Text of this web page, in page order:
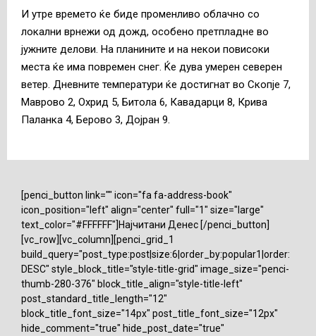
И утре времето ќе биде променливо облачно со
локални врнежи од дожд, особено претпладне во
јужните делови. На планините и на некои повисоки
места ќе има повремен снег. Ќе дува умерен северен
ветер. Дневните температури ќе достигнат во Скопје 7,
Маврово 2, Охрид 5, Битола 6, Кавадарци 8, Крива
Паланка 4, Берово 3, Дојран 9.
[penci_button link="" icon="fa fa-address-book"
icon_position="left" align="center" full="1" size="large"
text_color="#FFFFFF"]Најчитани Денес [/penci_button]
[vc_row][vc_column][penci_grid_1
build_query="post_type:post|size:6|order_by:popular1|order:
DESC" style_block_title="style-title-grid" image_size="penci-
thumb-280-376" block_title_align="style-title-left"
post_standard_title_length="12"
block_title_font_size="14px" post_title_font_size="12px"
hide_comment="true" hide_post_date="true"